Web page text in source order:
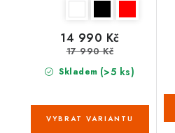
Skladem (>5 ks)
14 990 Kč
17 990 Kč